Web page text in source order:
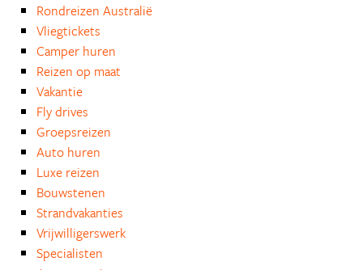
Rondreizen Australië
Vliegtickets
Camper huren
Reizen op maat
Vakantie
Fly drives
Groepsreizen
Auto huren
Luxe reizen
Bouwstenen
Strandvakanties
Vrijwilligerswerk
Specialisten